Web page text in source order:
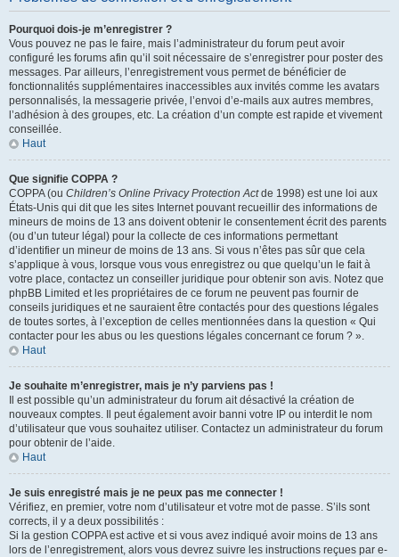
Pourquoi dois-je m’enregistrer ?
Vous pouvez ne pas le faire, mais l’administrateur du forum peut avoir
configuré les forums afin qu’il soit nécessaire de s’enregistrer pour poster des
messages. Par ailleurs, l’enregistrement vous permet de bénéficier de
fonctionnalités supplémentaires inaccessibles aux invités comme les avatars
personnalisés, la messagerie privée, l’envoi d’e-mails aux autres membres,
l’adhésion à des groupes, etc. La création d’un compte est rapide et vivement
conseillée.
Haut
Que signifie COPPA ?
COPPA (ou Children’s Online Privacy Protection Actde 1998) est une loi aux
États-Unis qui dit que les sites Internet pouvant recueillir des informations de
mineurs de moins de 13 ans doivent obtenir le consentement écrit des parents
(ou d’un tuteur légal) pour la collecte de ces informations permettant
d’identifier un mineur de moins de 13 ans. Si vous n’êtes pas sûr que cela
s’applique à vous, lorsque vous vous enregistrez ou que quelqu’un le fait à
votre place, contactez un conseiller juridique pour obtenir son avis. Notez que
phpBB Limited et les propriétaires de ce forum ne peuvent pas fournir de
conseils juridiques et ne sauraient être contactés pour des questions légales
de toutes sortes, à l’exception de celles mentionnées dans la question « Qui
contacter pour les abus ou les questions légales concernant ce forum ? ».
Haut
Je souhaite m’enregistrer, mais je n’y parviens pas !
Il est possible qu’un administrateur du forum ait désactivé la création de
nouveaux comptes. Il peut également avoir banni votre IP ou interdit le nom
d’utilisateur que vous souhaitez utiliser. Contactez un administrateur du forum
pour obtenir de l’aide.
Haut
Je suis enregistré mais je ne peux pas me connecter !
Vérifiez, en premier, votre nom d’utilisateur et votre mot de passe. S’ils sont
corrects, il y a deux possibilités :
Si la gestion COPPA est active et si vous avez indiqué avoir moins de 13 ans
lors de l’enregistrement, alors vous devrez suivre les instructions reçues par e-